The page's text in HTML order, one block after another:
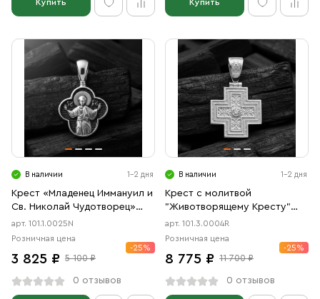
Купить Купить
В наличии 1-2 дня
Крест «Младенец Иммануил и
Св. Николай Чудотворец»
чернение
арт. 101.1.0025N
Розничная цена
3 825 ₽ 5 100 ₽
-25%
0 отзывов
В наличии 1-2 дня
Крест с молитвой
"Животворящему Кресту"
родий
арт. 101.3.0004R
Розничная цена
8 775 ₽ 11 700 ₽
-25%
0 отзывов